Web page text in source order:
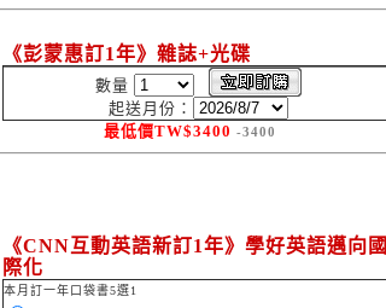
《彭蒙惠訂1年》雜誌+光碟
數量
起送月份：
最低價TW$3400 -3400
《CNN互動英語新訂1年》學好英語邁向國
際化
本月訂一年口袋書5選1